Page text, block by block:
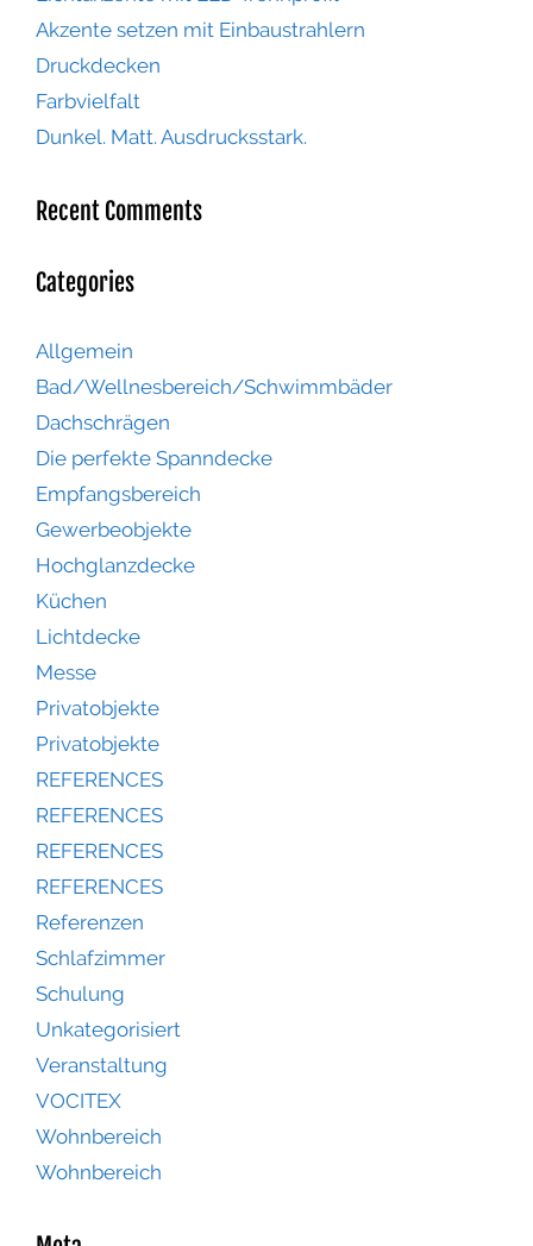
Akzente setzen mit Einbaustrahlern
Druckdecken
Farbvielfalt
Dunkel. Matt. Ausdrucksstark.
Recent Comments
Categories
Allgemein
Bad/Wellnesbereich/Schwimmbäder
Dachschrägen
Die perfekte Spanndecke
Empfangsbereich
Gewerbeobjekte
Hochglanzdecke
Küchen
Lichtdecke
Messe
Privatobjekte
Privatobjekte
REFERENCES
REFERENCES
REFERENCES
REFERENCES
Referenzen
Schlafzimmer
Schulung
Unkategorisiert
Veranstaltung
VOCITEX
Wohnbereich
Wohnbereich